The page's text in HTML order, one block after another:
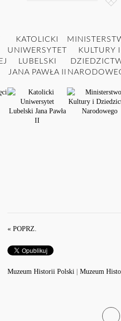
KATOLICKI
UNIWERSYTET
LUBELSKI
JANA PAWŁA II
KULTURY I
« POPRZ.
Muzeum Historii Polski | Muzeum